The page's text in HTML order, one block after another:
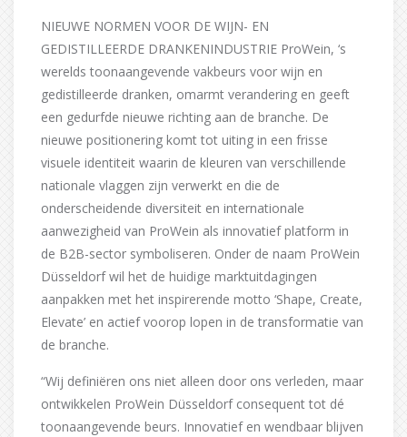
NIEUWE NORMEN VOOR DE WIJN- EN
GEDISTILLEERDE DRANKENINDUSTRIE ProWein, ‘s
werelds toonaangevende vakbeurs voor wijn en
gedistilleerde dranken, omarmt verandering en geeft
een gedurfde nieuwe richting aan de branche. De
nieuwe positionering komt tot uiting in een frisse
visuele identiteit waarin de kleuren van verschillende
nationale vlaggen zijn verwerkt en die de
onderscheidende diversiteit en internationale
aanwezigheid van ProWein als innovatief platform in
de B2B-sector symboliseren. Onder de naam ProWein
Düsseldorf wil het de huidige marktuitdagingen
aanpakken met het inspirerende motto ‘Shape, Create,
Elevate’ en actief voorop lopen in de transformatie van
de branche.
“Wij definiëren ons niet alleen door ons verleden, maar
ontwikkelen ProWein Düsseldorf consequent tot dé
toonaangevende beurs. Innovatief en wendbaar blijven